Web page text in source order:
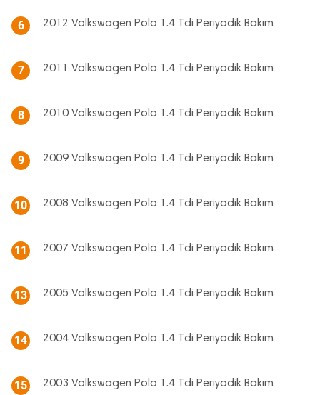
6 2012 Volkswagen Polo 1.4 Tdi Periyodik Bakım
7 2011 Volkswagen Polo 1.4 Tdi Periyodik Bakım
8 2010 Volkswagen Polo 1.4 Tdi Periyodik Bakım
9 2009 Volkswagen Polo 1.4 Tdi Periyodik Bakım
10 2008 Volkswagen Polo 1.4 Tdi Periyodik Bakım
11 2007 Volkswagen Polo 1.4 Tdi Periyodik Bakım
13 2005 Volkswagen Polo 1.4 Tdi Periyodik Bakım
14 2004 Volkswagen Polo 1.4 Tdi Periyodik Bakım
15 2003 Volkswagen Polo 1.4 Tdi Periyodik Bakım